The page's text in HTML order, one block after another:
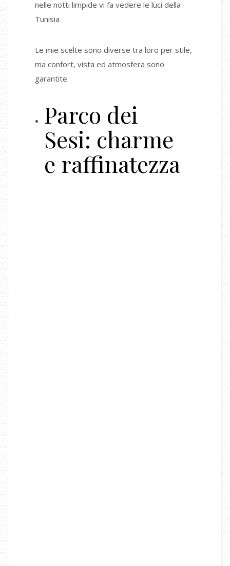
nelle notti limpide vi fa vedere le luci della
Tunisia
Le mie scelte sono diverse tra loro per stile,
ma confort, vista ed atmosfera sono
garantite
Parco dei
Sesi: charme
e raffinatezza